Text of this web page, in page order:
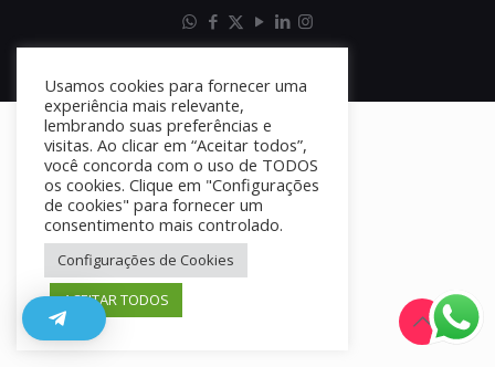
Usamos cookies para fornecer uma
experiência mais relevante,
lembrando suas preferências e
visitas. Ao clicar em “Aceitar todos”,
você concorda com o uso de TODOS
os cookies. Clique em "Configurações
de cookies" para fornecer um
consentimento mais controlado.
Configurações de Cookies
ACEITAR TODOS